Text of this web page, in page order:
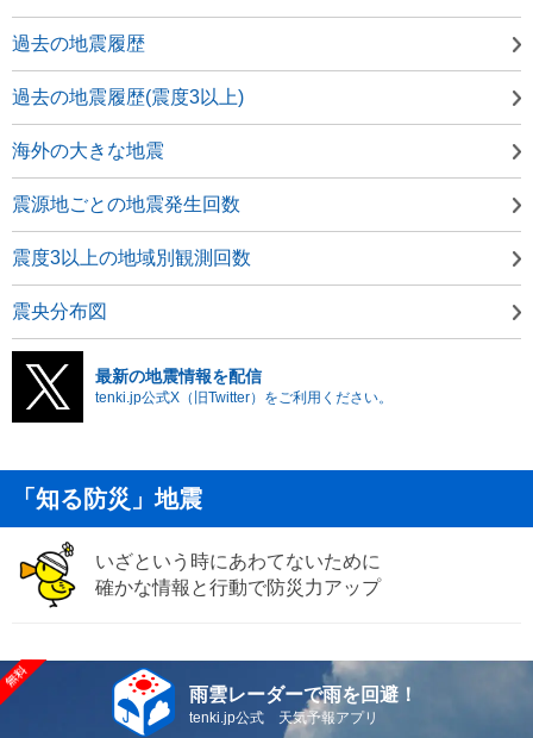
過去の地震履歴
過去の地震履歴(震度3以上)
海外の大きな地震
震源地ごとの地震発生回数
震度3以上の地域別観測回数
震央分布図
最新の地震情報を配信
tenki.jp公式X（旧Twitter）をご利用ください。
「知る防災」地震
いざという時にあわてないために
確かな情報と行動で防災力アップ
雨雲レーダーで雨を回避！
tenki.jp公式 天気予報アプリ